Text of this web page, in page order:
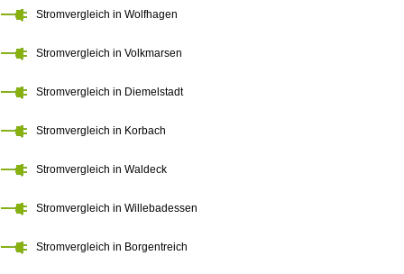
Stromvergleich in Wolfhagen
Stromvergleich in Volkmarsen
Stromvergleich in Diemelstadt
Stromvergleich in Korbach
Stromvergleich in Waldeck
Stromvergleich in Willebadessen
Stromvergleich in Borgentreich